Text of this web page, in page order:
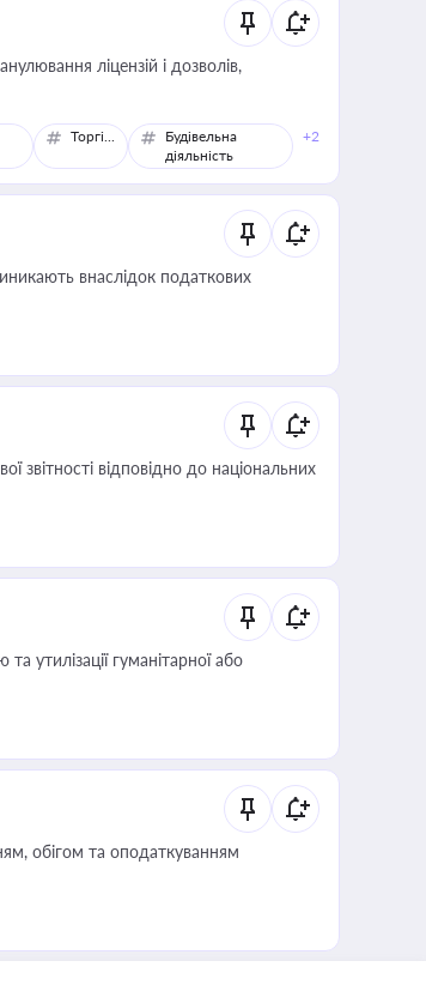
ліцензій і дозволів,
Торгівля
Будівельна
діяльність
+2
внаслідок податкових
звітності відповідно до національних
утилізації гуманітарної або
обігом та оподаткуванням